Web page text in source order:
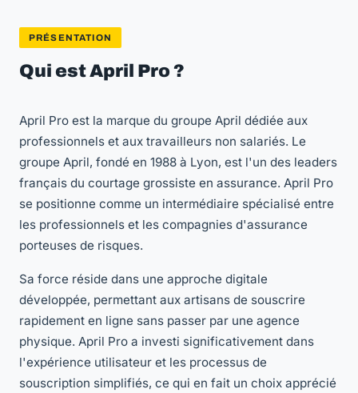
PRÉSENTATION
Qui est April Pro ?
April Pro est la marque du groupe April dédiée aux
professionnels et aux travailleurs non salariés. Le
groupe April, fondé en 1988 à Lyon, est l'un des leaders
français du courtage grossiste en assurance. April Pro
se positionne comme un intermédiaire spécialisé entre
les professionnels et les compagnies d'assurance
porteuses de risques.
Sa force réside dans une approche digitale
développée, permettant aux artisans de souscrire
rapidement en ligne sans passer par une agence
physique. April Pro a investi significativement dans
l'expérience utilisateur et les processus de
souscription simplifiés, ce qui en fait un choix apprécié